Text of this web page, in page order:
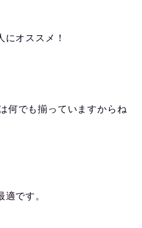
にオススメ！
何でも揃っていますからね
です。